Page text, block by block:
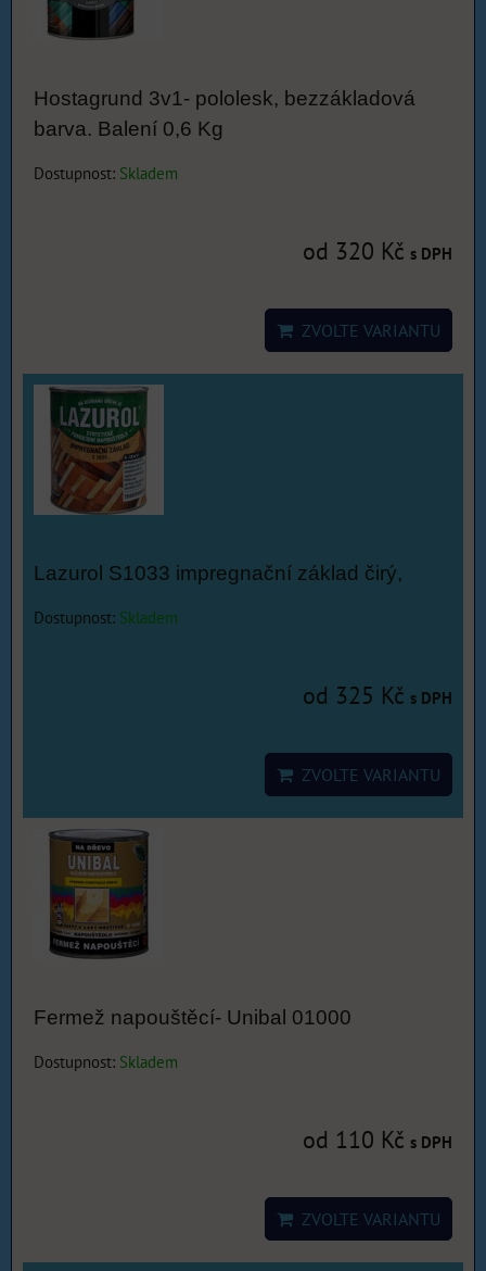
Hostagrund 3v1- pololesk, bezzákladová
barva. Balení 0,6 Kg
Dostupnost: Skladem
od 320 Kč s DPH
ZVOLTE VARIANTU
Lazurol S1033 impregnační základ čirý,
Dostupnost: Skladem
od 325 Kč s DPH
ZVOLTE VARIANTU
Fermež napouštěcí- Unibal 01000
Dostupnost: Skladem
od 110 Kč s DPH
ZVOLTE VARIANTU